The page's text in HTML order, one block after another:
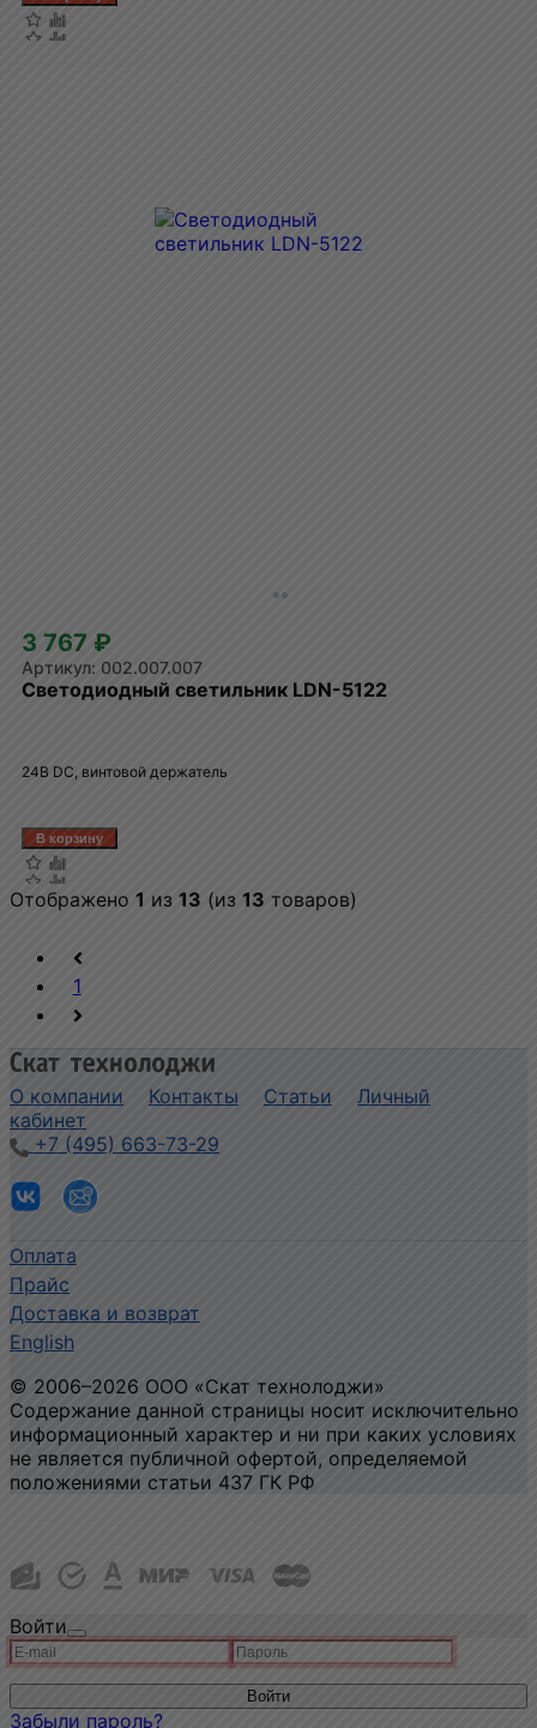
3 767 ₽
002.007.007
Светодиодный светильник LDN-5122
24В DC, винтовой держатель
Отображено 1 из 13 (из 13 товаров)
1
О компании Контакты Статьи
Личный
кабинет
+7 (495) 663-73-29
Оплата
Прайс
Доставка и возврат
English
© 2006–2026 ООО «Скат технолоджи»
Содержание данной страницы носит исключительно
информационный характер и ни при каких условиях
не является публичной офертой, определяемой
положениями статьи 437 ГК РФ
Войти
Войти
Забыли пароль?